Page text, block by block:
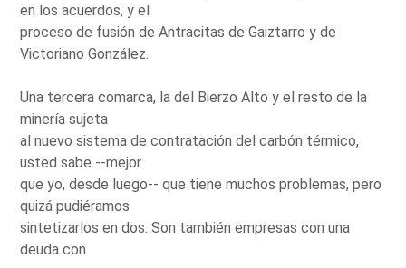
en los acuerdos, y el
proceso de fusión de Antracitas de Gaiztarro y de
Victoriano González.
Una tercera comarca, la del Bierzo Alto y el resto de la
minería sujeta
al nuevo sistema de contratación del carbón térmico,
usted sabe --mejor
que yo, desde luego-- que tiene muchos problemas, pero
quizá pudiéramos
sintetizarlos en dos. Son también empresas con una
deuda con